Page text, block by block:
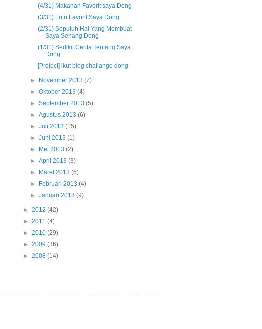
(4/31) Makanan Favorit saya Dong
(3/31) Foto Favorit Saya Dong
(2/31) Sepuluh Hal Yang Membuat
Saya Senang Dong
(1/31) Sedikit Cerita Tentang Saya
Dong
[Project] ikut blog challange dong
► November 2013(7)
►Oktober 2013(4)
►September 2013(5)
►Agustus 2013(6)
►Juli 2013(15)
►Juni 2013(1)
►
Mei 2013(2)
►April 2013(3)
►
Maret 2013(6)
►
Februari 2013(4)
►Januari 2013(9)
► 2012 (42)
► 2011 (4)
► 2010 (29)
► 2009 (36)
► 2008 (14)